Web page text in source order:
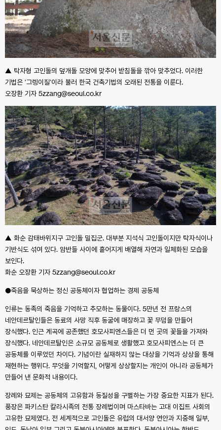
▲ 탁자형 고인돌의 덮개돌 모양에 맞추어 받침돌을 깎아 맞추었다. 이러한
기법은 ‘그렝이질’이라 불러 한국 건축기법의 오래된 전통을 이룬다.
오장환 기자 5zzang@seoul.co.kr
▲ 화순 감태바위지구 고인돌 밀집군. 대부분 지석식 고인돌이지만 탁자식이나
기반식도 섞여 있다. 암반들 사이에 흩어지게 배열해 자연과 일체화된 모습을
보인다.
화순 오장환 기자 5zzang@seoul.co.kr
●죽음을 묵상하는 정신 공동체이자 협업하는 경제 공동체
인류는 동족의 죽음을 기억하고 추모하는 동물이다. 5만년 전 프랑스의
네안데르탈인들은 동료의 사망 직후 동굴에 매장하고 꽃 무덤을 만들어
장식했다. 인근 계곡에 공존했던 호모사피엔스들은 더 먼 곳의 꽃들을 가져와
장식했다. 네안데르탈인은 소규모 공동체로 생활했고 호모사피엔스는 더 큰
공동체를 이루었던 차이다. 기념이란 실재하지 않는 대상을 기억과 상상을 통해
재현하는 행위다. 무엇을 기억할지, 어떻게 상상할지는 개인이 아니라 공동체가
만들어 낸 문화적 내용이다.
장례와 묘제는 공동체의 고유함과 동질성을 구별하는 가장 중요한 지표가 된다.
풍장은 파키스탄 칼라시족의 전통 장례법이며 마스타바는 고대 이집트 사회의
고유한 묘제였다. 전 세계적으로 고인돌은 유럽의 대서양 연안과 지중해 일부,